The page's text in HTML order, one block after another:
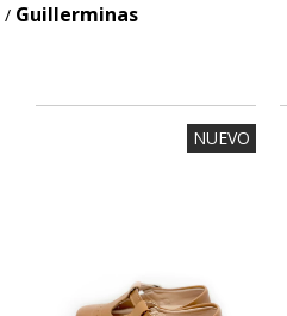
/ Guillerminas
NUEVO